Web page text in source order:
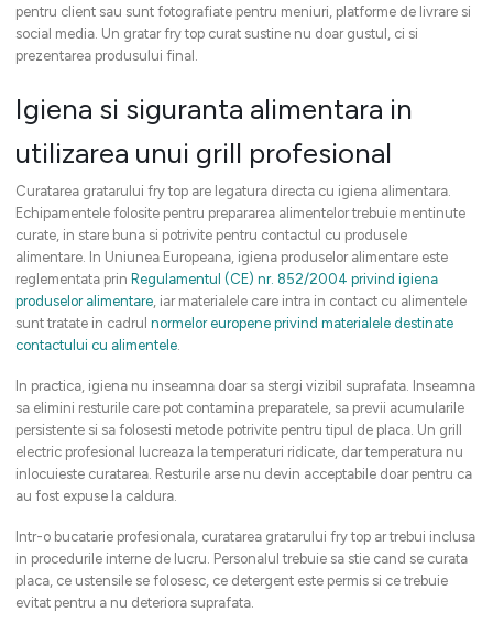
pentru client sau sunt fotografiate pentru meniuri, platforme de livrare si
social media. Un gratar fry top curat sustine nu doar gustul, ci si
prezentarea produsului final.
Igiena si siguranta alimentara in
utilizarea unui grill profesional
Curatarea gratarului fry top are legatura directa cu igiena alimentara.
Echipamentele folosite pentru prepararea alimentelor trebuie mentinute
curate, in stare buna si potrivite pentru contactul cu produsele
alimentare. In Uniunea Europeana, igiena produselor alimentare este
reglementata prin Regulamentul (CE) nr. 852/2004 privind igiena
produselor alimentare , iar materialele care intra in contact cu alimentele
sunt tratate in cadrul normelor europene privind materialele destinate
contactului cu alimentele
In practica, igiena nu inseamna doar sa stergi vizibil suprafata. Inseamna
sa elimini resturile care pot contamina preparatele, sa previi acumularile
persistente si sa folosesti metode potrivite pentru tipul de placa. Un grill
electric profesional lucreaza la temperaturi ridicate, dar temperatura nu
inlocuieste curatarea. Resturile arse nu devin acceptabile doar pentru ca
au fost expuse la caldura.
Intr-o bucatarie profesionala, curatarea gratarului fry top ar trebui inclusa
in procedurile interne de lucru. Personalul trebuie sa stie cand se curata
placa, ce ustensile se folosesc, ce detergent este permis si ce trebuie
evitat pentru a nu deteriora suprafata.